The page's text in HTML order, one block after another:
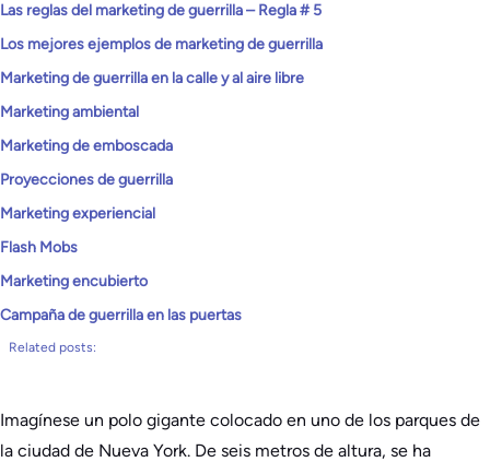
Las reglas del marketing de guerrilla – Regla # 5
Los mejores ejemplos de marketing de guerrilla
Marketing de guerrilla en la calle y al aire libre
Marketing ambiental
Marketing de emboscada
Proyecciones de guerrilla
Marketing experiencial
Flash Mobs
Marketing encubierto
Campaña de guerrilla en las puertas
Related posts:
Imagínese un polo gigante colocado en uno de los parques de
la ciudad de Nueva York. De seis metros de altura, se ha